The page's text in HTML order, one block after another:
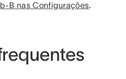
B nas Configurações.